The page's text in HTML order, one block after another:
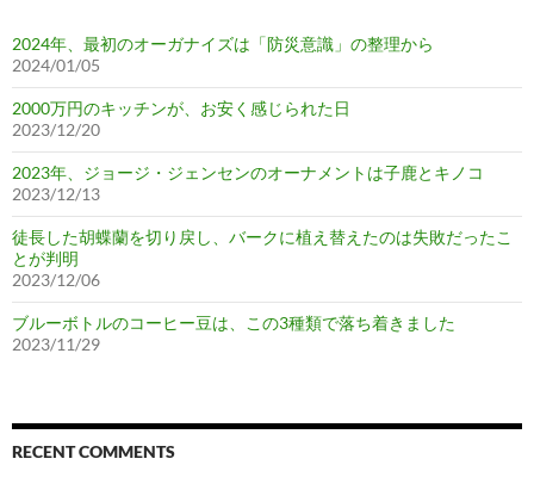
2024年、最初のオーガナイズは「防災意識」の整理から
2024/01/05
2000万円のキッチンが、お安く感じられた日
2023/12/20
2023年、ジョージ・ジェンセンのオーナメントは子鹿とキノコ
2023/12/13
徒長した胡蝶蘭を切り戻し、バークに植え替えたのは失敗だったこ
とが判明
2023/12/06
ブルーボトルのコーヒー豆は、この3種類で落ち着きました
2023/11/29
RECENT COMMENTS